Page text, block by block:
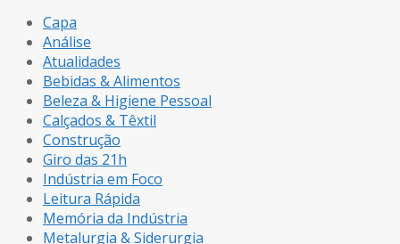
Capa
Análise
Atualidades
Bebidas & Alimentos
Beleza & Higiene Pessoal
Calçados & Têxtil
Construção
Giro das 21h
Indústria em Foco
Leitura Rápida
Memória da Indústria
Metalurgia & Siderurgia